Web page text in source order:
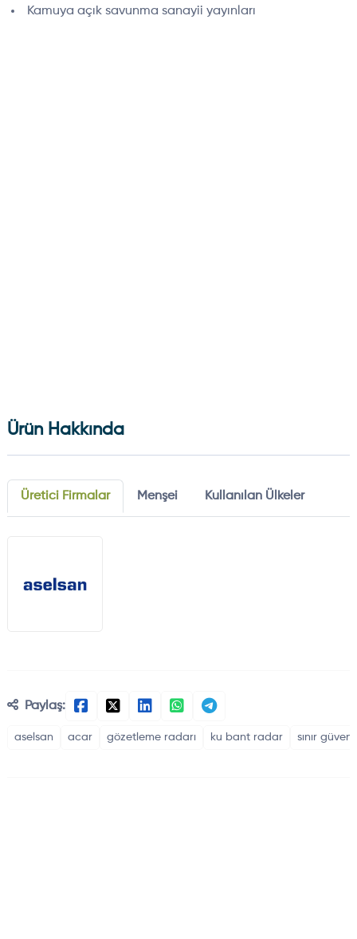
Kamuya açık savunma sanayii yayınları
Ürün Hakkında
Üretici Firmalar Menşei Kullanılan Ülkeler
Paylaş:
aselsan acar gözetleme radarı ku bant radar sınır